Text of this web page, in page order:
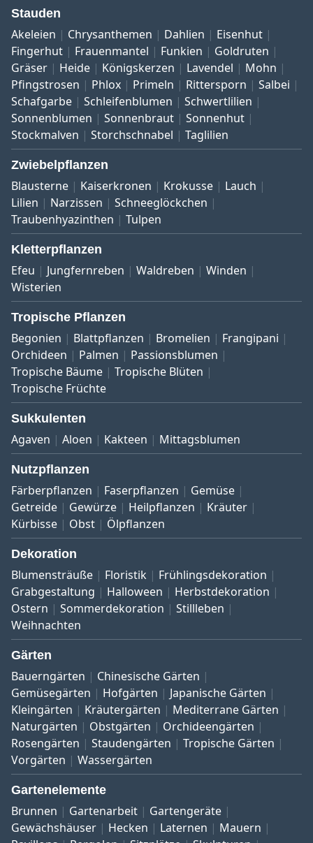
Stauden
Akeleien Chrysanthemen Dahlien
Eisenhut
Fingerhut
Frauenmantel Funkien
Goldruten
Gräser
Heide Königskerzen Lavendel
Mohn
Pfingstrosen
Phlox Primeln Rittersporn
Salbei
Schafgarbe
Schleifenblumen
Schwertlilien
Sonnenblumen
Sonnenbraut
Sonnenhut
Stockmalven
Storchschnabel Taglilien
Zwiebelpflanzen
Blausterne Kaiserkronen Krokusse
Lauch
Lilien
Narzissen
Schneeglöckchen
Traubenhyazinthen
Tulpen
Kletterpflanzen
Efeu Jungfernreben Waldreben
Winden
Wisterien
Tropische Pflanzen
Begonien Blattpflanzen Bromelien
Frangipani
Orchideen
Palmen
Passionsblumen
Tropische Bäume
Tropische Blüten
Tropische Früchte
Sukkulenten
Agaven Aloen Kakteen Mittagsblumen
Nutzpflanzen
Färberpflanzen Faserpflanzen
Gemüse
Getreide
Gewürze Heilpflanzen
Kräuter
Kürbisse
Obst Ölpflanzen
Dekoration
Blumensträuße Floristik
Frühlingsdekoration
Grabgestaltung
Halloween
Herbstdekoration
Ostern
Sommerdekoration
Stillleben
Weihnachten
Gärten
Bauerngärten
Chinesische Gärten
Gemüsegärten
Hofgärten
Japanische Gärten
Kleingärten
Kräutergärten
Mediterrane Gärten
Naturgärten
Obstgärten
Orchideengärten
Rosengärten
Staudengärten
Tropische Gärten
Vorgärten
Wassergärten
Gartenelemente
Brunnen Gartenarbeit
Gartengeräte
Gewächshäuser
Hecken Laternen
Mauern